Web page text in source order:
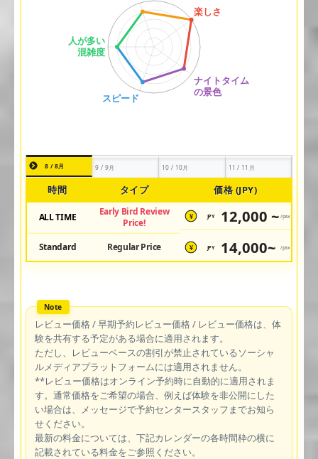
8 / 8月 9 / 9月 10 / 10月 11 / 11月
時間 タイプ 価格 (JPY)
ALL TIME
Early Bird Review
Price!
¥ JPY 12,000 ~ /pax
Standard Regular Price ¥ JPY 14,000~ /pax
レビュー価格 / 早期予約レビュー価格 / レビュー価格は、体
験を共有する予定がある場合に適用されます。
ただし、レビューベースの割引が禁止されているソーシャ
ルメディアプラットフォームには適用されません。
**レビュー価格はオンライン予約時に自動的に適用されま
す。通常価格をご希望の場合、例えば体験を非公開にした
い場合は、メッセージで予約センタースタッフまでお知ら
せください。
最新の料金については、下記カレンダーの各時間枠の横に
記載されている料金をご参照ください。